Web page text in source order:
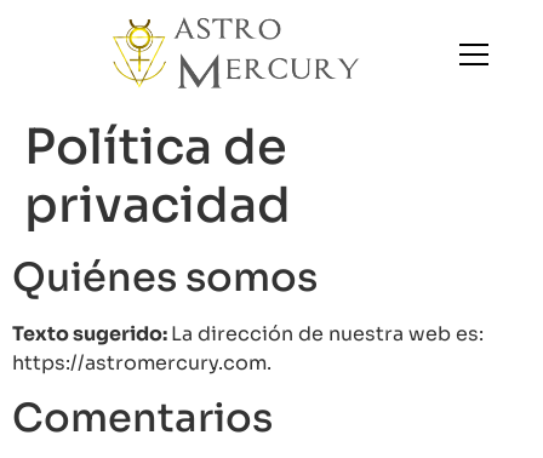
Política de
privacidad
Quiénes somos
Texto sugerido:La dirección de nuestra web es:
https://astromercury.com.
Comentarios